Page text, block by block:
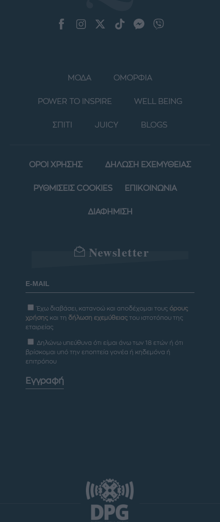
ΜΟΔΑ ΟΜΟΡΦΙΑ
POWER TO INSPIRE WELL BEING
ΣΠΙΤΙ JUICY BLOGS
ΟΡΟΙ ΧΡΗΣΗΣ ΔΗΛΩΣΗ ΕΧΕΜΥΘΕΙΑΣ
ΡΥΘΜΙΣΕΙΣ COOKIES ΕΠΙΚΟΙΝΩΝΙΑ
ΔΙΑΦΗΜΙΣΗ
Newsletter
Έχω διαβάσει, κατανοώ και αποδέχομαι τους όρους
χρήσης και τη δήλωση εχεμύθειας του ιστοτόπου της
εταιρείας
Δηλώνω υπεύθυνα ότι είμαι άνω των 18 ετών ή ότι
βρίσκομαι υπό την εποπτεία γονέα ή κηδεμόνα ή
επιτρόπου
Εγγραφή